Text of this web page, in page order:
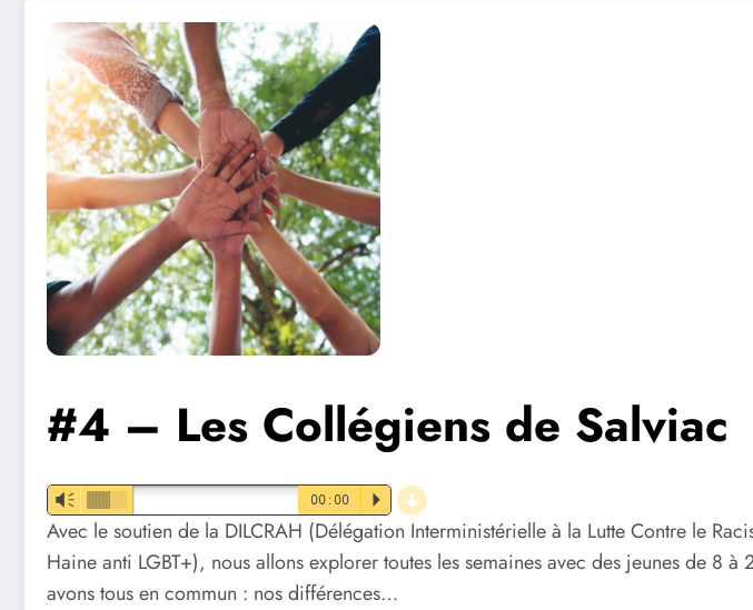
#4 – Les Collégiens de Salviac
Vm 00:00 P d
Avec le soutien de la DILCRAH (Délégation Interministérielle à la Lutte Contre le
Haine anti LGBT+), nous allons explorer toutes les semaines avec des jeunes de 8 à
avons tous en commun : nos différences…